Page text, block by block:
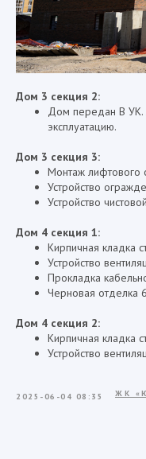
Дом 3 секция 2:
Дом передан В
эксплуатацию.
Дом 3 секция 3:
Монтаж лифтового
Устройство
Устройство
Дом 4 секция 1:
Кирпичная кладка
Устройство
Прокладка
Черновая отделка
Дом 4 секция 2:
Кирпичная кладка
Устройство
2025-06-04 08:35 ЖК